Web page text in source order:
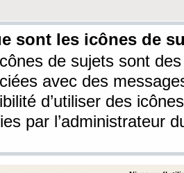
sont les icônes de
de sujets sont
avec des
d’utiliser des
par l’administrateur